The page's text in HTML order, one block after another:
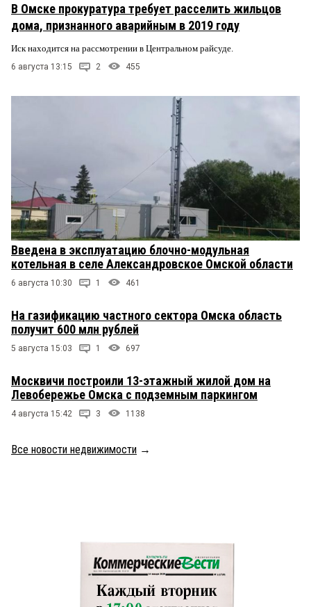
В Омске прокуратура требует расселить жильцов
дома, признанного аварийным в 2019 году
Иск находится на рассмотрении в Центральном райсуде.
6 августа 13:15 2 455
Введена в эксплуатацию блочно-модульная
котельная в селе Александровское Омской области
6 августа 10:30 1 461
На газификацию частного сектора Омска область
получит 600 млн рублей
5 августа 15:03 1 697
Москвичи построили 13-этажный жилой дом на
Левобережье Омска с подземным паркингом
4 августа 15:42 3 1138
Все новости недвижимости →